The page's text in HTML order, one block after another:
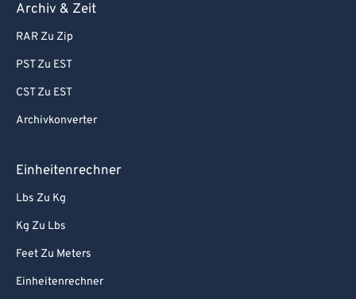
Archiv & Zeit
RAR Zu Zip
PST Zu EST
CST Zu EST
Archivkonverter
Einheitenrechner
Lbs Zu Kg
Kg Zu Lbs
Feet Zu Meters
Einheitenrechner